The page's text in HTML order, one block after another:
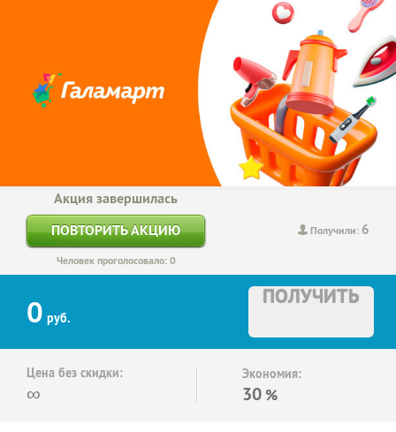
Получили: 6
Акция завершилась
ПОВТОРИТЬ АКЦИЮ
Человек проголосовало: 0
0 руб.
ПОЛУЧИТЬ
Цена без скидки:
∞
Экономия:
30 %